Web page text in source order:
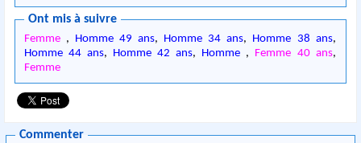
Ont mis à suivre
Femme , Homme 49 ans, Homme 34 ans, Homme 38 ans,
Homme 44 ans, Homme 42 ans, Homme , Femme 40 ans,
Femme
Commenter